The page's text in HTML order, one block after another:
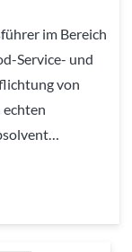
im Bereich
Service- und
von
echten